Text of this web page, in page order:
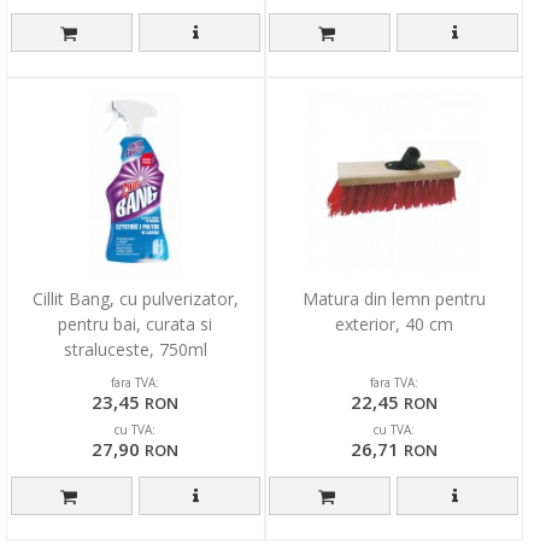
Cillit Bang, cu pulverizator,
pentru bai, curata si
straluceste, 750ml
fara TVA:
23,45 RON
cu TVA:
27,90 RON
Matura din lemn pentru
exterior, 40 cm
fara TVA:
22,45 RON
cu TVA:
26,71 RON